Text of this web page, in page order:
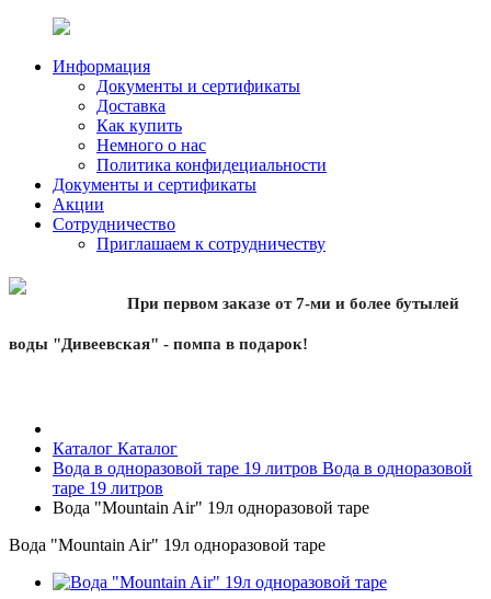
Информация
Документы и сертификаты
Доставка
Как купить
Немного о нас
Политика конфидециальности
Документы и сертификаты
Акции
Сотрудничество
Приглашаем к сотрудничеству
При первом заказе от 7-ми и более бутылей
воды "Дивеевская" - помпа в подарок!
Каталог Каталог
Вода в одноразовой таре 19 литров Вода в одноразовой
таре 19 литров
Вода "Mountain Air" 19л одноразовой таре
Вода "Mountain Air" 19л одноразовой таре